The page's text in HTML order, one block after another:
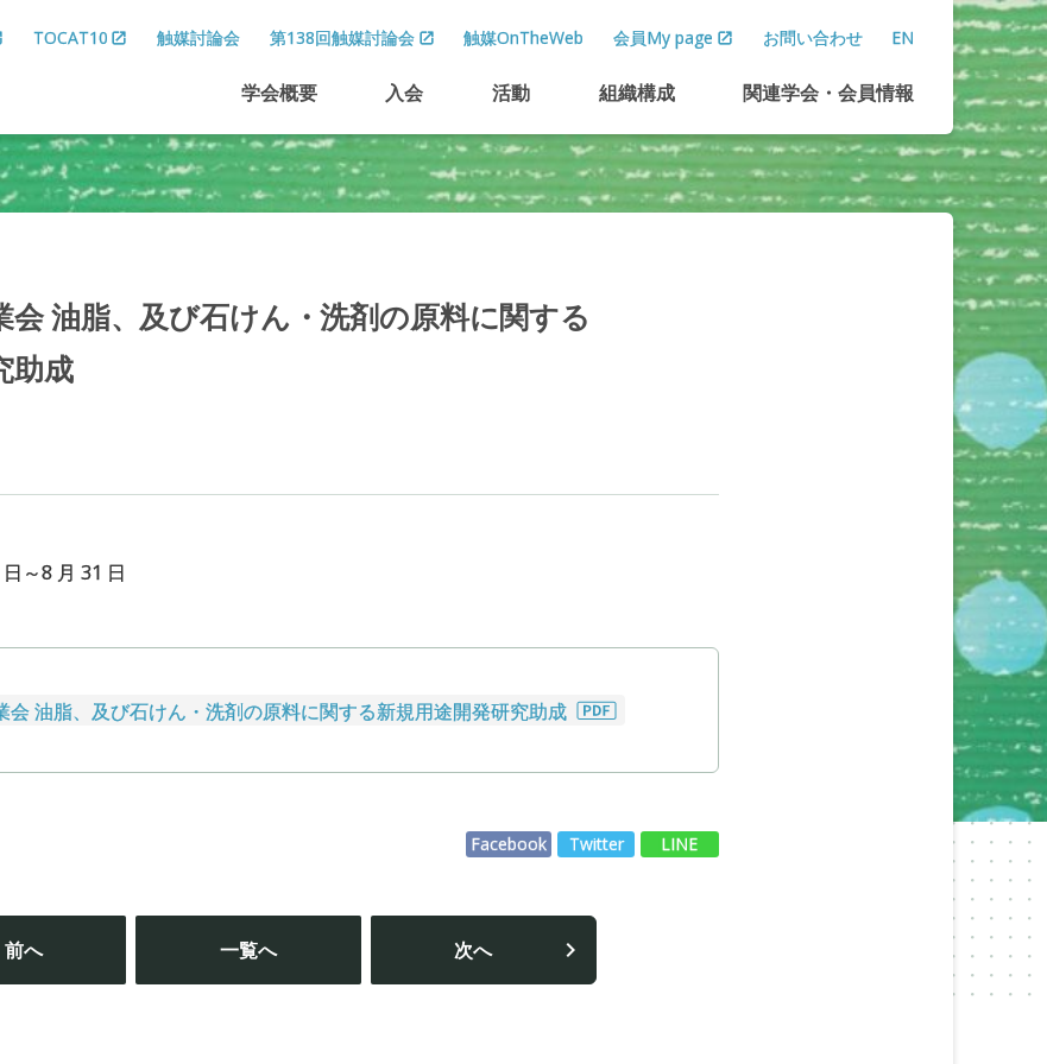
TOCAT10 触媒討論会 第138回触媒討論会 触媒OnTheWeb 会員My page お問い合わせ EN
学会概要 入会 活動 組織構成 関連学会 ・会員情報
会油脂、 及び石けん ・洗剤の原料に関する
助成
～8 月 31 日
会 油脂、及び石けん・洗剤の原料に関する新規用途開発研究助成
Facebook Twitter LINE
投
稿
ナ
ビ
前へ 一覧へ 次へ